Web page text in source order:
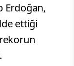
Erdoğan,
ettiği
rekorun